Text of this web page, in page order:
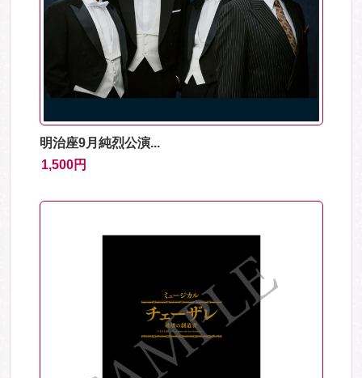
明治座9月純烈公演...
1,500円